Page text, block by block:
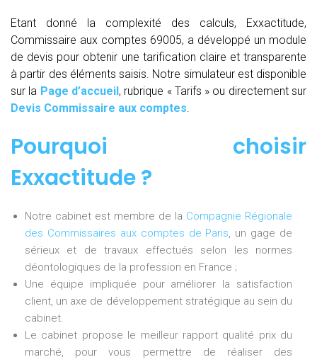
Etant donné la complexité des calculs, Exxactitude,
Commissaire aux comptes 69005, a développé un module
de devis pour obtenir une tarification claire et transparente
à partir des éléments saisis. Notre simulateur est disponible
sur la Page d’accueil, rubrique « Tarifs » ou directement sur
Devis Commissaire aux comptes.
Pourquoi choisir
Exxactitude ?
Notre cabinet est membre de la Compagnie Régionale
des Commissaires aux comptes de Paris, un gage de
sérieux et de travaux effectués selon les normes
déontologiques de la profession en France ;
Une équipe impliquée pour améliorer la satisfaction
client, un axe de développement stratégique au sein du
cabinet.
Le cabinet propose le meilleur rapport qualité prix du
marché, pour vous permettre de réaliser des